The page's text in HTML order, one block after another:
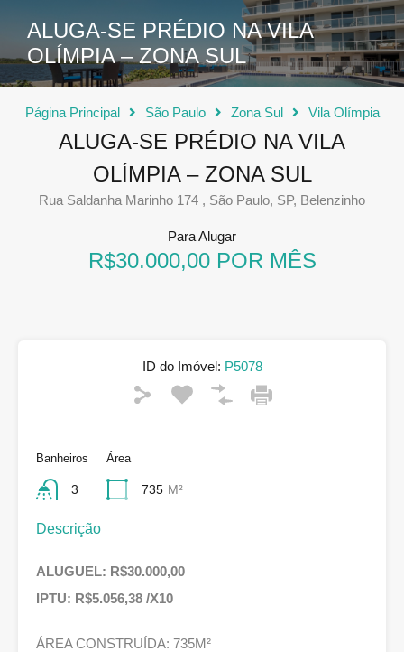
ALUGA-SE PRÉDIO NA VILA
OLÍMPIA – ZONA SUL
Página Principal São Paulo Zona Sul Vila Olímpia
ALUGA-SE PRÉDIO NA VILA
OLÍMPIA – ZONA SUL
Rua Saldanha Marinho 174 , São Paulo, SP, Belenzinho
Para Alugar
R$30.000,00 POR MÊS
ID do Imóvel: P5078
Banheiros
3
Área
735 M²
Descrição
ALUGUEL: R$30.000,00
IPTU: R$5.056,38 /X10
ÁREA CONSTRUÍDA: 735M²